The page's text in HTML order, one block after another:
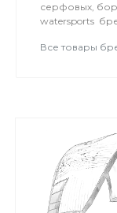
серфовых,
watersports
Все товары